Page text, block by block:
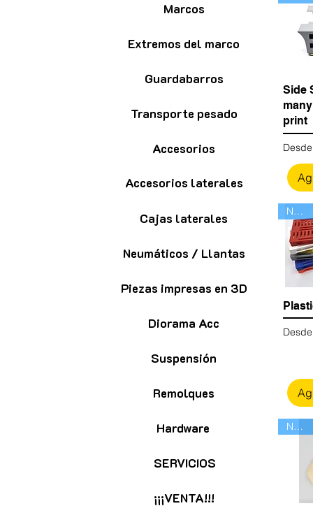
Marcos
Extremos del marco
Guardabarros
Transporte pesado
Accesorios
Accesorios laterales
Cajas laterales
Neumáticos / Llantas
Piezas impresas en 3D
Diorama Acc
Suspensión
Remolques
Hardware
SERVICIOS
¡¡¡VENTA!!!
Side
print
Desde
Nuevo
Desde
Nuevo